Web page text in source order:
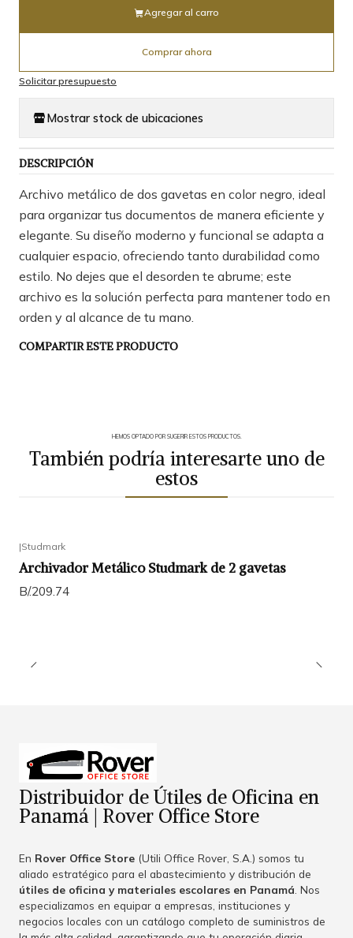
Agregar al carro
Comprar ahora
Solicitar presupuesto
Mostrar stock de ubicaciones
DESCRIPCIÓN
Archivo metálico de dos gavetas en color negro, ideal
para organizar tus documentos de manera eficiente y
elegante. Su diseño moderno y funcional se adapta a
cualquier espacio, ofreciendo tanto durabilidad como
estilo. No dejes que el desorden te abrume; este
archivo es la solución perfecta para mantener todo en
orden y al alcance de tu mano.
COMPARTIR ESTE PRODUCTO
HEMOS OPTADO POR SUGERIR ESTOS PRODUCTOS.
También podría interesarte uno de
estos
|Studmark
Archivador Metálico Studmark de 2 gavetas
B/.209.74
Distribuidor de Útiles de Oficina en
Panamá | Rover Office Store
En Rover Office Store (Utili Office Rover, S.A.) somos tu
aliado estratégico para el abastecimiento y distribución de
útiles de oficina y materiales escolares en Panamá . Nos
especializamos en equipar a empresas, instituciones y
negocios locales con un catálogo completo de suministros de